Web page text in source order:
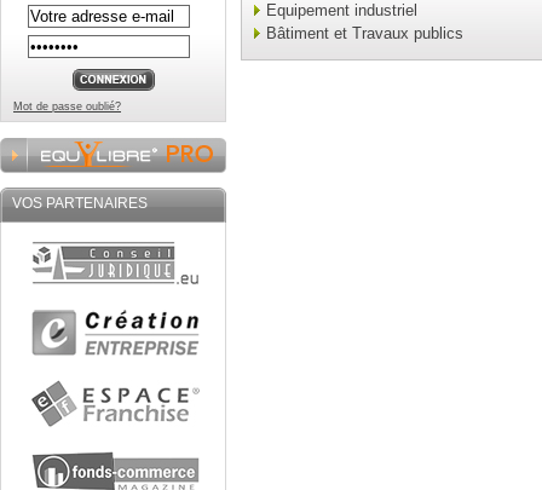
Mot de passe oublié?
VOS PARTENAIRES
Equipement industriel
Bâtiment et Travaux publics